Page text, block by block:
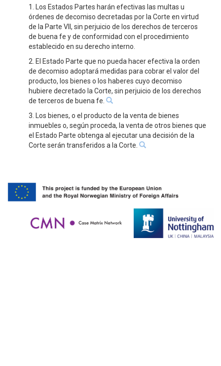
1. Los Estados Partes harán efectivas las multas u
órdenes de decomiso decretadas por la Corte en virtud
de la Parte VII, sin perjuicio de los derechos de terceros
de buena fe y de conformidad con el procedimiento
establecido en su derecho interno.
2. El Estado Parte que no pueda hacer efectiva la orden
de decomiso adoptará medidas para cobrar el valor del
producto, los bienes o los haberes cuyo decomiso
hubiere decretado la Corte, sin perjuicio de los derechos
de terceros de buena fe.
3. Los bienes, o el producto de la venta de bienes
inmuebles o, según proceda, la venta de otros bienes que
el Estado Parte obtenga al ejecutar una decisión de la
Corte serán transferidos a la Corte.